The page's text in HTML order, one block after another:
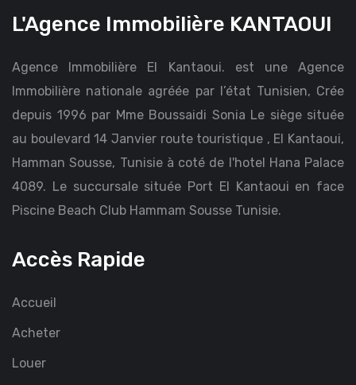
L'Agence Immobilière KANTAOUI
Agence Immobilière El Kantaoui. est une Agence
Immobilière nationale agréée par l’état Tunisien, Crée
depuis 1996 par Mme Boussaidi Sonia Le siège située
au boulevard 14 Janvier route touristique , El Kantaoui,
Hamman Sousse, Tunisie à coté de l'hotel Hana Palace
4089. Le succursale située Port El Kantaoui en face
Piscine Beach Club Hammam Sousse Tunisie.
Accès Rapide
Accueil
Acheter
Louer